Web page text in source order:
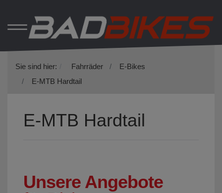
Sie sind hier: Fahrräder
E-Bikes
E-MTB Hardtail
E-MTB Hardtail
Unsere Angebote